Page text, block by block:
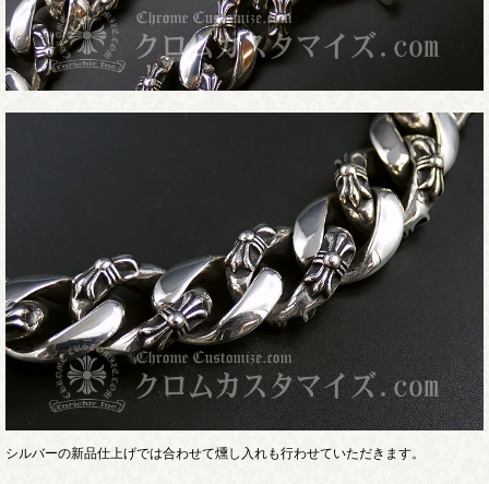
シルバーの新品仕上げでは合わせて燻し入れも行わせていただきます。